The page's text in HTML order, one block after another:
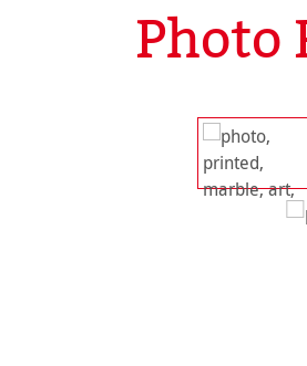
Photo
Ignorer la galerie